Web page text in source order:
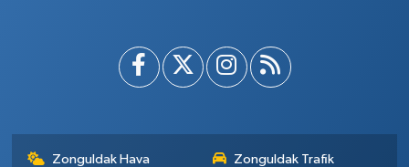
Zonguldak Hava
Zonguldak Trafik